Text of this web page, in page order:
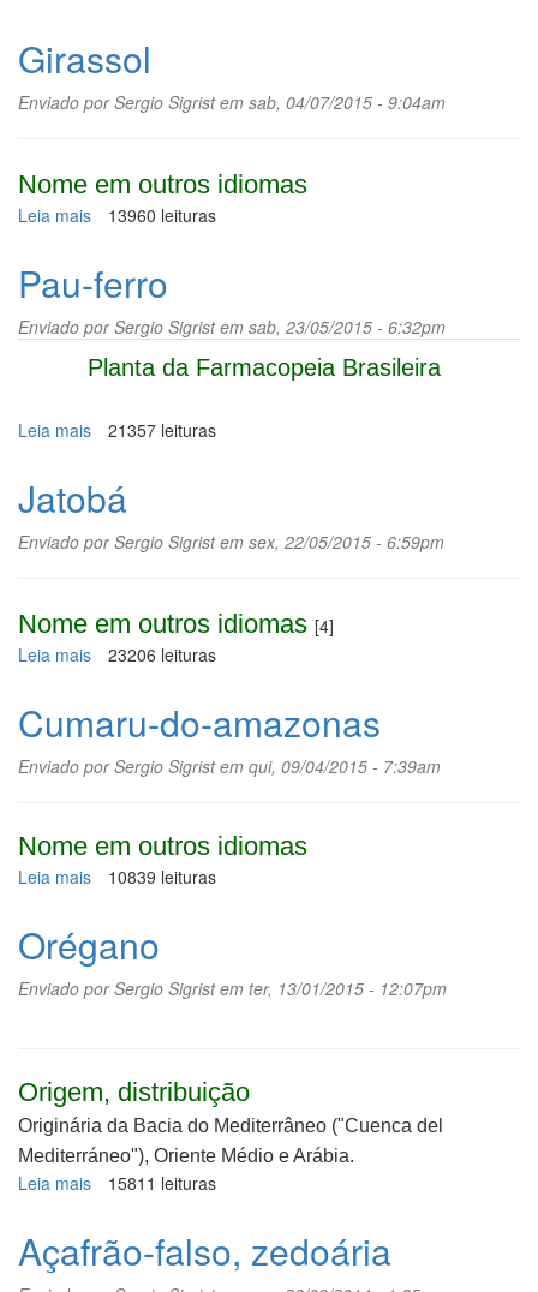
Girassol
Enviado porSergio Sigristem sab, 04/07/2015 - 9:04am
Nome em outros idiomas
Leia mais sobre
13960 leituras
Pau-ferro
Enviado porSergio Sigristem sab, 23/05/2015 - 6:32pm
Planta da Farmacopeia Brasileira
Leia mais sobre
21357 leituras
Jatobá
Enviado porSergio Sigristem sex, 22/05/2015 - 6:59pm
Nome em outros idiomas [4]
Leia mais sobre
23206 leituras
Cumaru-do-amazonas
Enviado porSergio Sigristem qui, 09/04/2015 - 7:39am
Nome em outros idiomas
Leia mais sobre
amazonas
10839 leituras
Orégano
Enviado porSergio Sigristem ter, 13/01/2015 - 12:07pm
Origem, distribuição
Originária da Bacia do Mediterrâneo ("Cuenca del
Mediterráneo"), Oriente Médio e Arábia.
Leia mais sobre
15811 leituras
Açafrão-falso, zedoária